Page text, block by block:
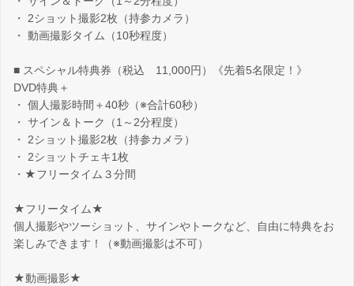
・ 2ショット撮影2枚（持参カメラ）
・ 動画撮影タイム（10秒程度）
■ スペシャル特典券（税込 11,000円）《先着5名限定！》
DVD特典＋
・ 個人撮影時間＋40秒（※合計60秒）
・ サイン＆トーク（1～2分程度）
・ 2ショット撮影2枚（持参カメラ）
・ 2ショットチェキ1枚
・★フリータイム３分間
★フリータイム★
個人撮影やツーショット、サインやトークなど、自由に特典をお
楽しみできます！（※動画撮影は不可）
★動画撮影★